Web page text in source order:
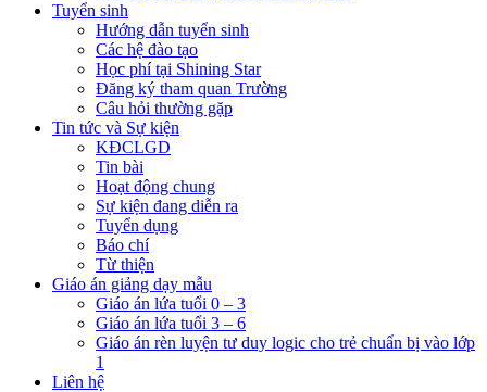
Tuyển sinh
Hướng dẫn tuyển sinh
Các hệ đào tạo
Học phí tại Shining Star
Đăng ký tham quan Trường
Câu hỏi thường gặp
Tin tức và Sự kiện
KĐCLGD
Tin bài
Hoạt động chung
Sự kiện đang diễn ra
Tuyển dụng
Báo chí
Từ thiện
Giáo án giảng dạy mẫu
Giáo án lứa tuổi 0 – 3
Giáo án lứa tuổi 3 – 6
Giáo án rèn luyện tư duy logic cho trẻ chuẩn bị vào lớp
1
Liên hệ